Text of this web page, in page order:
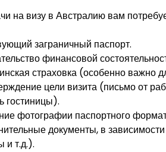
на визу в Австралию вам
заграничный паспорт.
финансовой
страховка (особенно важно
цели визита (письмо от
гостиницы).
фотографии паспортного
документы, в
и т.д.).